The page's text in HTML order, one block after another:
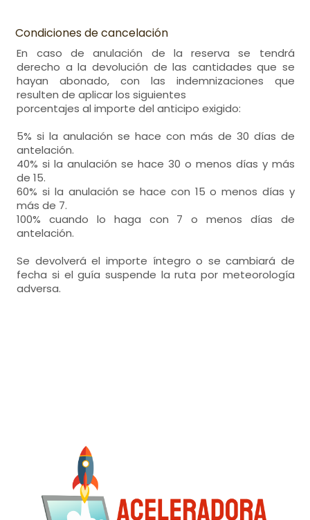
Condiciones de cancelación
En caso de anulación de la reserva se tendrá
derecho a la devolución de las cantidades que se
hayan abonado, con las indemnizaciones que
resulten de aplicar los siguientes
porcentajes al importe del anticipo exigido:
5% si la anulación se hace con más de 30 días de
antelación.
40% si la anulación se hace 30 o menos días y más
de 15.
60% si la anulación se hace con 15 o menos días y
más de 7.
100% cuando lo haga con 7 o menos días de
antelación.
Se devolverá el importe íntegro o se cambiará de
fecha si el guía suspende la ruta por meteorología
adversa.